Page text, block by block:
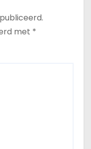
met *